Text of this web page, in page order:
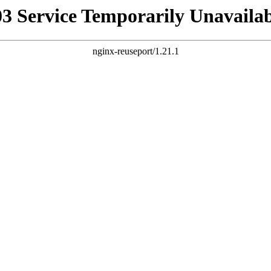
Service Temporarily
nginx-reuseport/1.21.1